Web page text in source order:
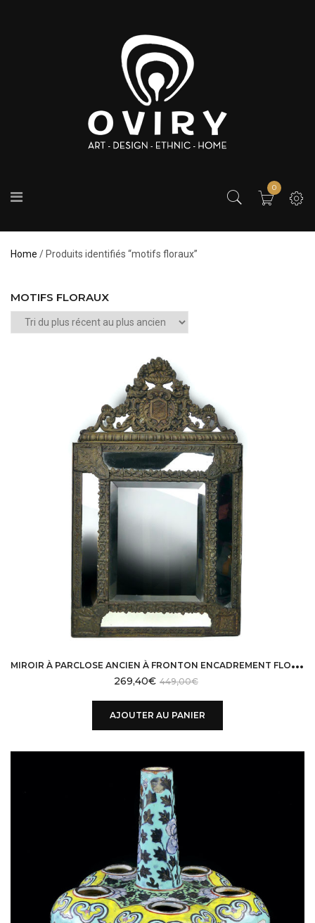
0
Home / Produits identifiés “motifs floraux”
MOTIFS FLORAUX
M
IROIR À PARCLOSE ANCIEN À FRONTON ENCADREMENT FLORAL LAITON REPOUSSÉ
449,00€
269,40€
AJOUTER AU PANIER